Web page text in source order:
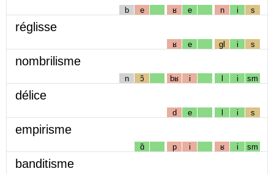
b e ʁ e n i s
réglisse
ʁ e gl i s
nombrilisme
n ɔ̃ bʁ i l i sm
délice
d e l i s
empirisme
ɑ̃ p i ʁ i sm
banditisme